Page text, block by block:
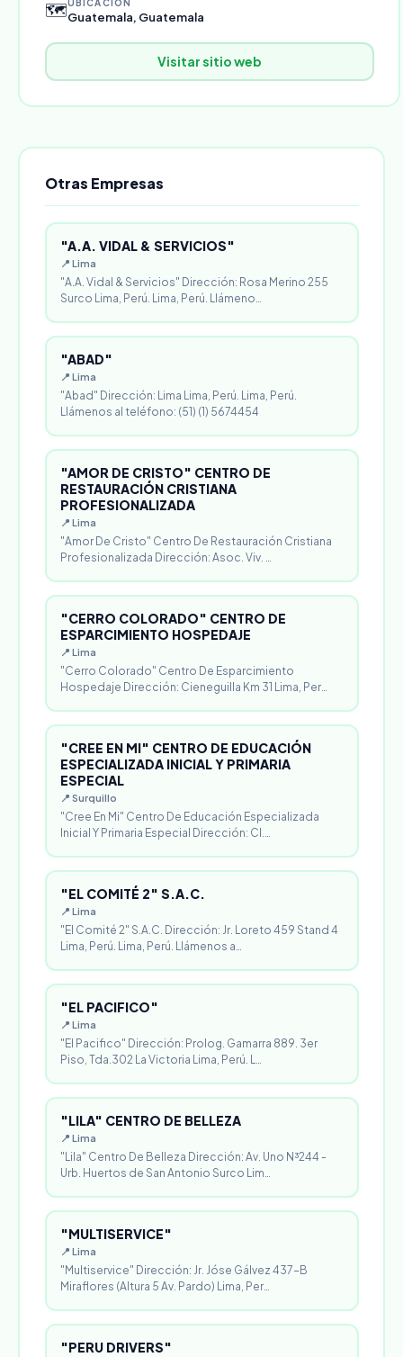
🗺️UBICACIÓN
Guatemala, Guatemala
Visitar sitio web
Otras Empresas
"A.A. VIDAL & SERVICIOS"
📍 Lima
"A.A. Vidal & Servicios" Dirección: Rosa Merino 255
Surco Lima, Perú. Lima, Perú. Llámeno…
"ABAD"
📍 Lima
"Abad" Dirección: Lima Lima, Perú. Lima, Perú.
Llámenos al teléfono: (51) (1) 5674454
"AMOR DE CRISTO" CENTRO DE
RESTAURACIÓN CRISTIANA
PROFESIONALIZADA
📍 Lima
"Amor De Cristo" Centro De Restauración Cristiana
Profesionalizada Dirección: Asoc. Viv. …
"CERRO COLORADO" CENTRO DE
ESPARCIMIENTO HOSPEDAJE
📍 Lima
"Cerro Colorado" Centro De Esparcimiento
Hospedaje Dirección: Cieneguilla Km 31 Lima, Per…
"CREE EN MI" CENTRO DE EDUCACIÓN
ESPECIALIZADA INICIAL Y PRIMARIA
ESPECIAL
📍 Surquillo
"Cree En Mi" Centro De Educación Especializada
Inicial Y Primaria Especial Dirección: Cl.…
"EL COMITÉ 2" S.A.C.
📍 Lima
"El Comité 2" S.A.C. Dirección: Jr. Loreto 459 Stand 4
Lima, Perú. Lima, Perú. Llámenos a…
"EL PACIFICO"
📍 Lima
"El Pacifico" Dirección: Prolog. Gamarra 889. 3er
Piso, Tda.302 La Victoria Lima, Perú. L…
"LILA" CENTRO DE BELLEZA
📍 Lima
"Lila" Centro De Belleza Dirección: Av. Uno N³244 -
Urb. Huertos de San Antonio Surco Lim…
"MULTISERVICE"
📍 Lima
"Multiservice" Dirección: Jr. Jóse Gálvez 437-B
Miraflores (Altura 5 Av. Pardo) Lima, Per…
"PERU DRIVERS"